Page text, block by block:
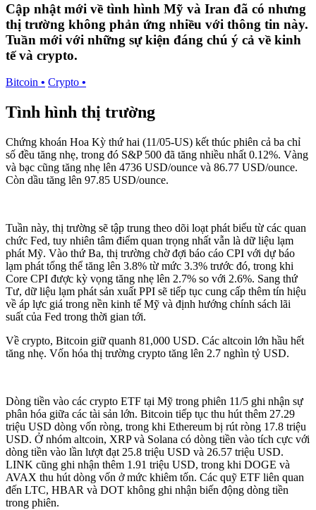
Cập nhật mới về tình hình Mỹ và Iran đã có nhưng
thị trường không phản ứng nhiều với thông tin này.
Tuần mới với những sự kiện đáng chú ý cả về kinh
tế và crypto.
Bitcoin • Crypto •
Tình hình thị trường
Chứng khoán Hoa Kỳ thứ hai (11/05-US) kết thúc phiên cả ba chỉ
số đều tăng nhẹ, trong đó S&P 500 đã tăng nhiều nhất 0.12%. Vàng
và bạc cũng tăng nhẹ lên 4736 USD/ounce và 86.77 USD/ounce.
Còn dầu tăng lên 97.85 USD/ounce.
Tuần này, thị trường sẽ tập trung theo dõi loạt phát biểu từ các quan
chức Fed, tuy nhiên tâm điểm quan trọng nhất vẫn là dữ liệu lạm
phát Mỹ. Vào thứ Ba, thị trường chờ đợi báo cáo CPI với dự báo
lạm phát tổng thể tăng lên 3.8% từ mức 3.3% trước đó, trong khi
Core CPI được kỳ vọng tăng nhẹ lên 2.7% so với 2.6%. Sang thứ
Tư, dữ liệu lạm phát sản xuất PPI sẽ tiếp tục cung cấp thêm tín hiệu
về áp lực giá trong nền kinh tế Mỹ và định hướng chính sách lãi
suất của Fed trong thời gian tới.
Về crypto, Bitcoin giữ quanh 81,000 USD. Các altcoin lớn hầu hết
tăng nhẹ. Vốn hóa thị trường crypto tăng lên 2.7 nghìn tỷ USD.
Dòng tiền vào các crypto ETF tại Mỹ trong phiên 11/5 ghi nhận sự
phân hóa giữa các tài sản lớn. Bitcoin tiếp tục thu hút thêm 27.29
triệu USD dòng vốn ròng, trong khi Ethereum bị rút ròng 17.8 triệu
USD. Ở nhóm altcoin, XRP và Solana có dòng tiền vào tích cực với
dòng tiền vào lần lượt đạt 25.8 triệu USD và 26.57 triệu USD.
LINK cũng ghi nhận thêm 1.91 triệu USD, trong khi DOGE và
AVAX thu hút dòng vốn ở mức khiêm tốn. Các quỹ ETF liên quan
đến LTC, HBAR và DOT không ghi nhận biến động dòng tiền
trong phiên.